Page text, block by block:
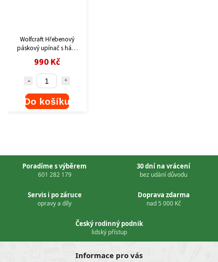
Wolfcraft Hřebenový
páskový upínač s háky
max. 4000 kg 3278000
990 Kč
Do košíku
Poradíme s výběrem
601 282 179
30 dní na vrácení
bez udání důvodu
Servis i po záruce
opravy a díly
Doprava zdarma
nad 5 000 Kč
Český rodinný podnik
lidský přístup
Informace pro vás